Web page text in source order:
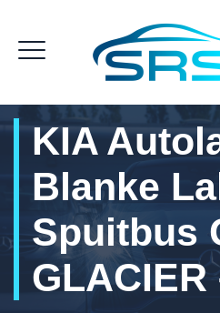
KIA
Blanke
Spuitbus
GLACIER